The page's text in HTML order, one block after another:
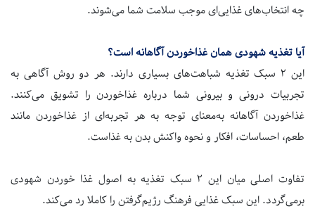
چه انتخاب‌های غذایی‌ای موجب سلامت شما می‌شوند.
آیا تغذیه شهودی همان غذاخوردن آگاهانه است؟
این ۲سبک تغذیه شباهت‌های بسیاری دارند. هر دو روش آگاهی به
تجربیات درونی و بیرونی شما درباره غذاخوردن را تشویق می‌کنند.
غذاخوردن آگاهانه به‌معنای توجه به هر تجربه‌ای از غذاخوردن مانند
طعم، احساسات، افکار و نحوه واکنش بدن به غذاست.
تفاوت اصلی میان این ۲سبک تغذیه به اصول غذا خوردن شهودی
برمی‌گردد. این سبک غذایی فرهنگ رژیم‌گرفتن را کاملا رد می‌کند.